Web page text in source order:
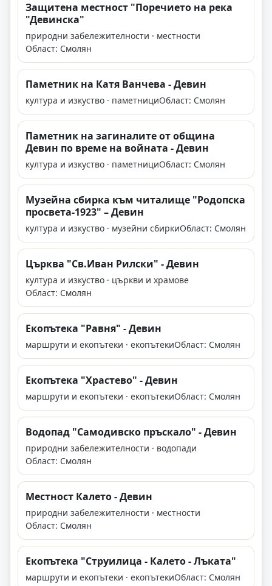
Защитена местност "Поречието на река
"Девинска"
природни забележителности · местности
Област: Смолян
Паметник на Катя Ванчева - Девин
култура и изкуство · паметнициОбласт: Смолян
Паметник на загиналите от община
Девин по време на войната - Девин
култура и изкуство · паметнициОбласт: Смолян
Музейна сбирка към читалище "Родопска
просвета-1923" – Девин
култура и изкуство · музейни сбиркиОбласт: Смолян
Църква "Св.Иван Рилски" - Девин
култура и изкуство · църкви и храмове
Област: Смолян
Екопътека "Равня" - Девин
маршрути и екопътеки · екопътекиОбласт: Смолян
Екопътека "Храстево" - Девин
маршрути и екопътеки · екопътекиОбласт: Смолян
Водопад "Самодивско пръскало" - Девин
природни забележителности · водопади
Област: Смолян
Местност Калето - Девин
природни забележителности · местности
Област: Смолян
Екопътека "Струилица - Калето - Лъката"
маршрути и екопътеки · екопътекиОбласт: Смолян